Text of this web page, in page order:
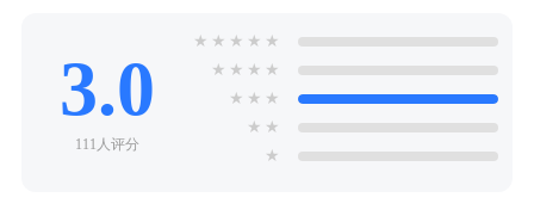
3.0
111人评分
★ ★ ★ ★ ★
★ ★ ★ ★
★ ★ ★
★ ★
★